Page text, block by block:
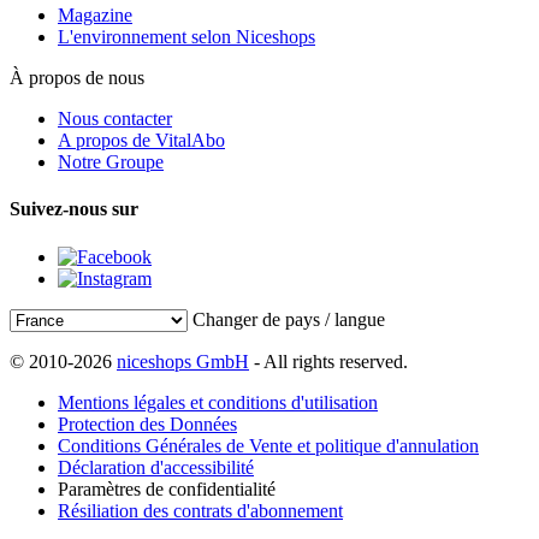
Magazine
L'environnement selon Niceshops
À propos de nous
Nous contacter
A propos de VitalAbo
Notre Groupe
Suivez-nous sur
Changer de pays / langue
© 2010-2026 niceshops GmbH - All rights reserved.
Mentions légales et conditions d'utilisation
Protection des Données
Conditions Générales de Vente et politique d'annulation
Déclaration d'accessibilité
Paramètres de confidentialité
Résiliation des contrats d'abonnement